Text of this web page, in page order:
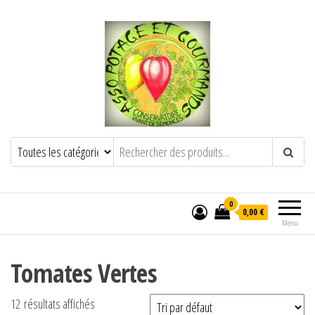
POTAGE ET GOURMANDSSemence paysanne naturelle
——————————————-
Menu
0
0,00 €
Tomates Vertes
12 résultats affichés